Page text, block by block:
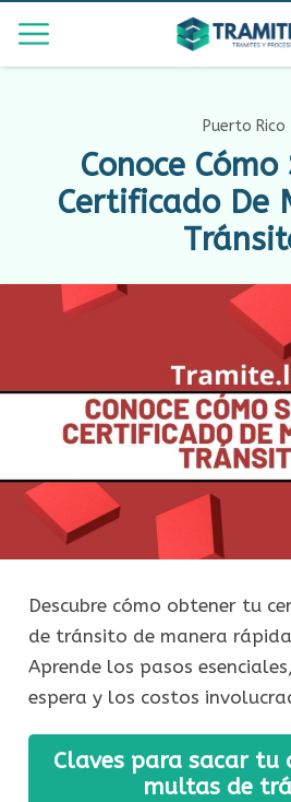
Puerto Rico
Conoce Cómo
Certificado De
Descubre cómo obtener tu
de tránsito de manera
Aprende los pasos
espera y los costos
Claves para sacar tu
multas de